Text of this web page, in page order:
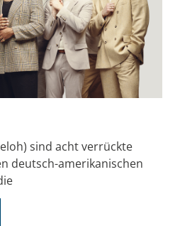
sind acht verrückte
deutsch-amerikanischen